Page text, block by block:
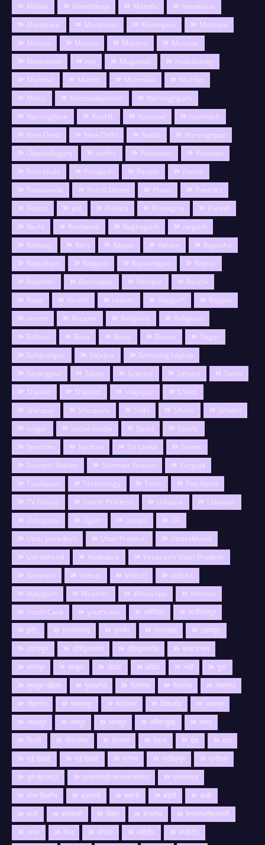
Malwa
Mandideep Mandla
mandosur
Mandsaur
Mandsuar Manmpuri
Mathura
Meerut
Mexico Morena
Moscow
Motivation
mp Mugawali
mukulsaray
Mumbai
Mumbi Mumnbai
Murder
Music
Narmadapuram
Narsinghgarh
Narsinghpur
Nashik National
neemach
New Dehli
New Delhi Noida
Nursinghpur
Obaidullaganj
outfits Pakistaan
Pakistan
Panchkula
Panipath Panjab
Panna
Paraswada
Petrol Diesel Photo
Poetries
Poitics
pol Politics Prayagraj
Punjab
Rachi
Raebareli Raghogarh
raigarh
Railway
Rain Raipur Raisen
Rajastha
Rajasthan
Rajgarh Rajnandgao
Rajpur
Rajsthan
Ramnagar Rampur
Ranchi
Rape
Rasifal ratlam Raygarh
Raypur
recent
Recipes Religions
Religious
Relison
Reva Rewa Russia
Sagar
Saharanpur
Sajapur
Samsung Laptop
Sarangpur
Satna Science Sehore
Seoni
Shaakti
Shahdol shajapur
Shakti
Sheopur
Sheopure Sidhi Sihore
Silwani
singer
social media Sport
Sports
Sportsm
Spritual Sri Lanka
States
Success Stories
Summer Season
Surguja
Taalibaan
Technology Tools
Top News
TV Gossip
Uattar Pradesh Udaipur
Udaypur
Udaypura
Ujjain Unnao
UP
Uttar paradesh
Uttar Pradesh
Uttarakhand
Uttrakhand
Vadodara
Vanarashi Uttar Pradesh
Varanasi
Videos Videsh
vidisha
Vijaygarh
Weather WhatsApp
Women
Youth Care
youthcare अमेरिका
अलीराजपुर
इंदौर
इस्लामाबाद उज्जैन उत्तराखंड
उदयपुरा
उदायपुरा
ओबेदुल्लागंज औबेदुल्लागंज
कथा वाचन
कानपुर
काबुल खंडवा खंडेरा गङी
गुना
गुमशुदा महिला
गुलाबगंज गैतरगंज गैरतगंज
गोहरगंज
गौहरगंज
ग्यारसपुर ग्वालियर चिकलोद
छतरपुर
जबलपुर
जयपुर जोधपुर दक्षिण मुंबई
दमोह
दिल्ली
दीवानगंज देवनगर देवास देश
धार
नई दिल्ली
नई दिल्ली नटेरन नरसिंहपुर
पानीपत
पुणे महाराष्ट्र
प्रधानमंत्री मानधन योजना
प्रयागराज
प्रेस विज्ञप्ति
बङवानी बम्होरी बरेली
बाङी
बाडी
बाराबंकी बिहार बेगमगंज
बेगमगंज/सिलवानी
भारत
भिंड भोपाल मंडीदीप मण्डीदीप